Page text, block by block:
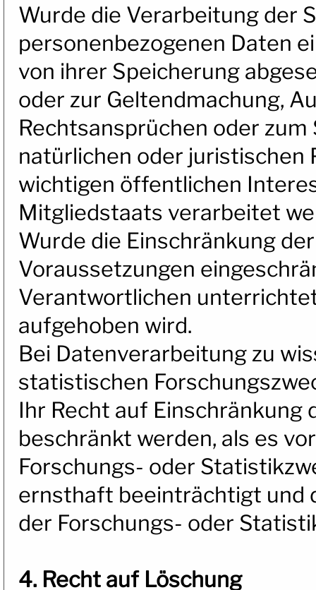
Wurde die Verarbeitung der
personenbezogenen Daten
von ihrer Speicherung
oder zur Geltendmachung,
Rechtsansprüchen oder
natürlichen oder juristischen
wichtigen öffentlichen
Mitgliedstaats verarbeitet
Wurde die Einschränkung
Voraussetzungen
Verantwortlichen
aufgehoben wird.
Bei Datenverarbeitung zu
statistischen
Ihr Recht auf
beschränkt werden, als es
Forschungs- oder
ernsthaft beeinträchtigt und
der Forschungs- oder
4. Recht auf Löschung